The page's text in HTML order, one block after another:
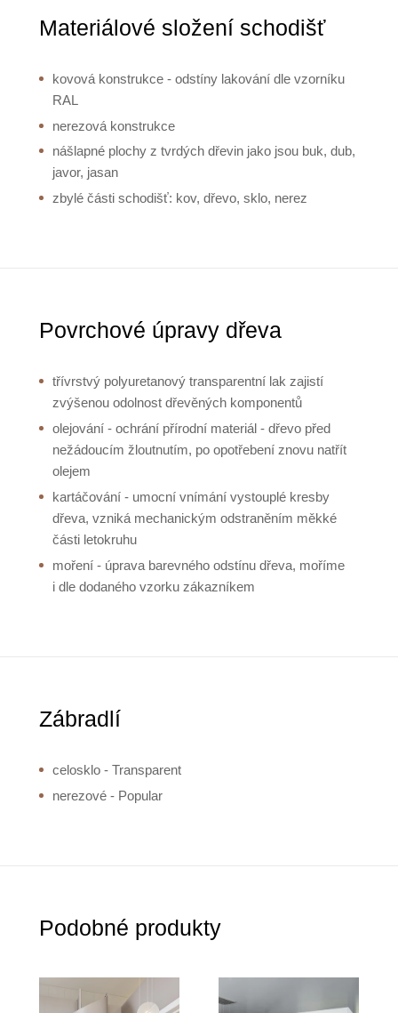
Materiálové složení schodišť
kovová konstrukce - odstíny lakování dle vzorníku
RAL
nerezová konstrukce
nášlapné plochy z tvrdých dřevin jako jsou buk, dub,
javor, jasan
zbylé části schodišť: kov, dřevo, sklo, nerez
Povrchové úpravy dřeva
třívrstvý polyuretanový transparentní lak zajistí
zvýšenou odolnost dřevěných komponentů
olejování - ochrání přírodní materiál - dřevo před
nežádoucím žloutnutím, po opotřebení znovu natřít
olejem
kartáčování - umocní vnímání vystouplé kresby
dřeva, vzniká mechanickým odstraněním měkké
části letokruhu
moření - úprava barevného odstínu dřeva, moříme
i dle dodaného vzorku zákazníkem
Zábradlí
celosklo - Transparent
nerezové - Popular
Podobné produkty